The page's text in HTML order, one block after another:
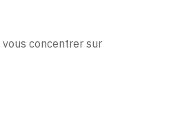
concentrer sur